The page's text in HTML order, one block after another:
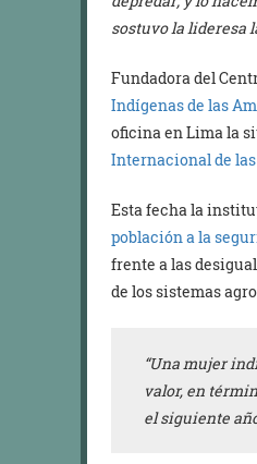
sostuvo la lideresa
Fundadora del
Indígenas de las
oficina en Lima la
Internacional de
Esta fecha la
población a la
frente a las
de los sistemas
“Una mujer
valor, en
el siguiente